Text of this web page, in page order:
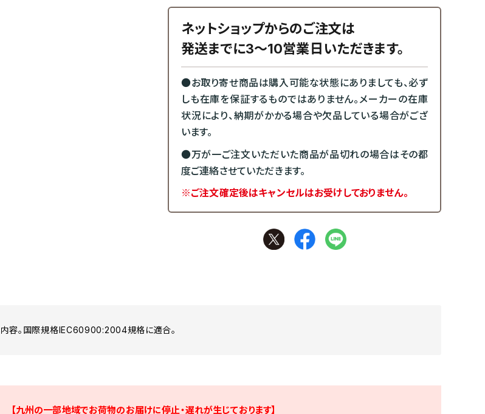
ネットショップからのご注文は
発送までに3～10営業日いただきます。
●お取り寄せ商品は購入可能な状態にありましても、必ず
しも在庫を保証するものではありません。メーカーの在庫
状況により、納期がかかる場合や欠品している場合がござ
います。
●万が一ご注文いただいた商品が品切れの場合はその都
度ご連絡させていただきます。
※ご注文確定後はキャンセルはお受けしておりません。
容。国際規格IEC60900:2004規格に適合。
【九州の一部地域でお荷物のお届けに停止・遅れが生じております】